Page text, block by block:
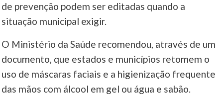
de prevenção podem ser editadas quando a
situação municipal exigir.
O Ministério da Saúde recomendou, através de um
documento, que estados e municípios retomem o
uso de máscaras faciais e a higienização frequente
das mãos com álcool em gel ou água e sabão.